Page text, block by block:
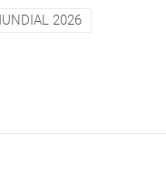
2026